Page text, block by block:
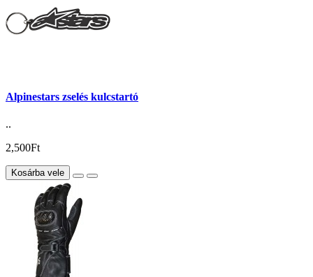
Alpinestars zselés kulcstartó
..
2,500Ft
Kosárba vele